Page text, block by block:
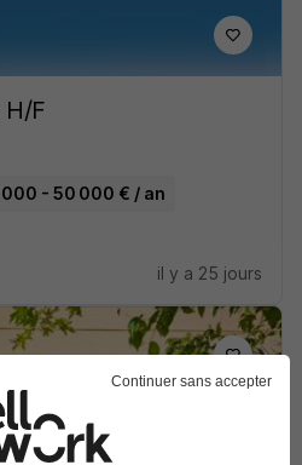
H/F
- 50 000 € / an
il y a 25 jours
H/F
Continuer sans accepter